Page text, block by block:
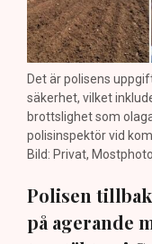
Det är polisens
säkerhet, vilket
brottslighet som
polisinspektör vid
Bild: Privat,
Polisen
på agerande